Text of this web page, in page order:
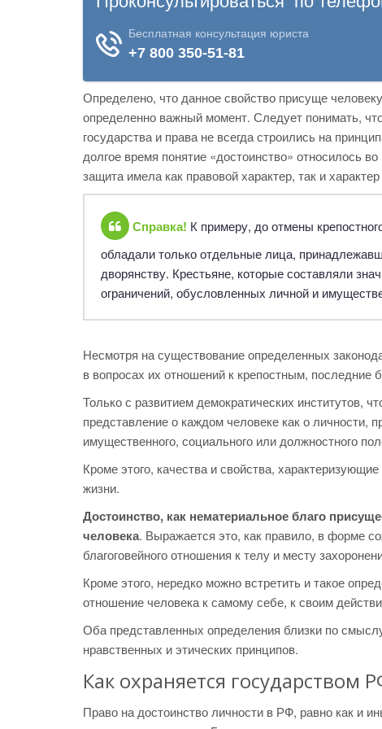
Определено, что данное свойство присуще
определенно важный момент. Следует понимать,
государства и права не всегда строились на
долгое время понятие «достоинство» относилось
защита имела как правовой характер, так и
Справка! К примеру, до отмены
обладали только отдельные лица,
дворянству. Крестьяне, которые составляли
ограничений, обусловленных личной и
Несмотря на существование определенных
в вопросах их отношений к крепостным,
Только с развитием демократических институтов,
представление о каждом человеке как о личности,
имущественного, социального или должностного
Кроме этого, качества и свойства,
жизни.
Достоинство, как нематериальное благо
человека. Выражается это, как правило, в форме
благоговейного отношения к телу и месту
Кроме этого, нередко можно встретить и такое
отношение человека к самому себе, к своим
Оба представленных определения близки по
нравственных и этических принципов.
Как охраняется государством
Право на достоинство личности в РФ, равно как и